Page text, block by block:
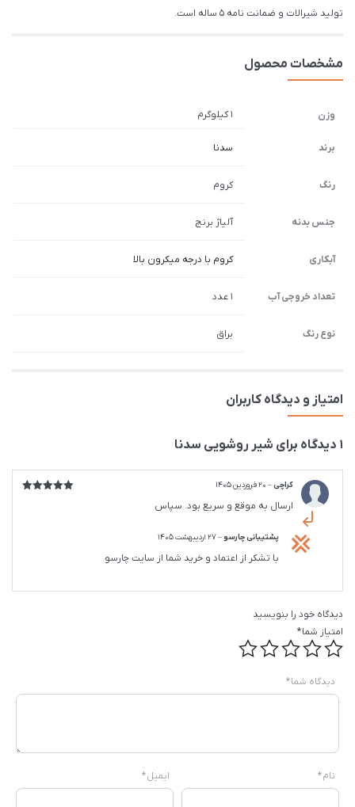
تولید شیرالات و ضمانت نامه 5 ساله است.
مشخصات محصول
وزن 1 کیلوگرم
برند سدنا
رنگ کروم
جنس بدنه آلیاژ برنج
آبکاری کروم با درجه میکرون بالا
تعداد خروجی آب 1 عدد
نوع رنگ براق
امتیاز و دیدگاه کاربران
1 دیدگاه برای شیر روشویی سدنا
کراچی– 20 فروردین 1405
ارسال به موقع و سریع بود. سپاس
پشتیبانی چارسو–27 اردیبهشت 1405
با تشکر از اعتماد و خرید شما از سایت چارسو
دیدگاه خود را بنویسید
امتیاز شما*
دیدگاه شما*
نام* ایمیل*